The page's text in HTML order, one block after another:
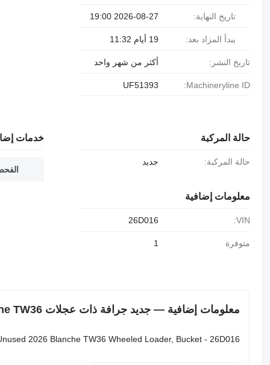
تاريخ النهاية: 2026-08-27 19:00
يبدأ المزاد بعد: 19 أيام 11:32
تاريخ النشر: أكثر من شهر واحد
Machineryline ID:
UF51393
حالة المركبة
حالة المركبة: جديد
معلومات إضافية
VIN:
26D016
متوفرة 1
خدمات
معلومات إضافية — جديد جرافة ذات عجلات Blanche TW36
2026 Blanche TW36 Wheeled Loader, Bucket - 26D016